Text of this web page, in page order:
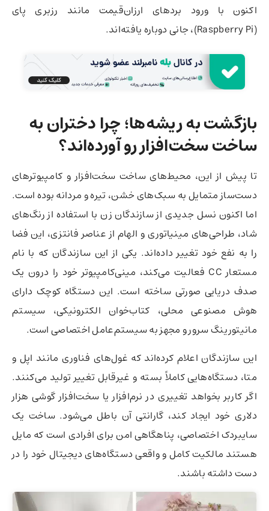
اکنون با ورود بردهای ارزان‌قیمت مانند رزبری پای
(Raspberry Pi)، جانی دوباره یافته‌اند.
بازگشت به ریشه‌ها؛ چرا دختران به
ساخت سخت‌افزار رو آورده‌اند؟
تا پیش از این، محیط‌های ساخت سخت‌افزار و کامپیوترهای
دست‌ساز متمایل به سبک‌های خشن، تیره و مردانه بوده است.
اما اکنون نسل جدیدی از سازندگان زن با استفاده از رنگ‌های
شاد، طراحی‌های مینیاتوری و الهام از عناصر فانتزی، این فضا
را به نفع خود تغییر داده‌اند. یکی از این سازندگان که با نام
مستعار CC فعالیت می‌کند، مینی‌کامپیوتر خود را درون یک
صدف دریایی صورتی ساخته است. این دستگاه کوچک دارای
هوش مصنوعی محلی، کتاب‌خوان الکترونیکی، سیستم
مانیتورینگ سرور و مجهز به سیستم‌عامل اختصاصی است.
این سازندگان اعلام کرده‌اند که غول‌های فناوری مانند اپل و
متا، دستگاه‌هایی کاملاً بسته و غیرقابل تغییر تولید می‌کنند.
اگر کاربر بخواهد تغییری در نرم‌افزار یا سخت‌افزار گوشی هزار
دلاری خود ایجاد کند، گارانتی آن باطل می‌شود. ساخت یک
سایبردک اختصاصی، پناهگاهی امن برای افرادی است که مایل
هستند مالکیت کامل و واقعی دستگاه‌های دیجیتال خود را در
دست داشته باشند.